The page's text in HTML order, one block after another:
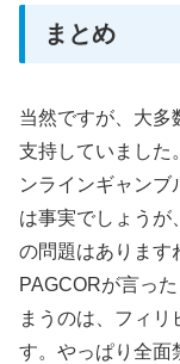
まとめ
当然ですが、大多
支持していました
ンラインギャンブ
は事実でしょうが
の問題はあります
PAGCORが言っ
まうのは、フィ
す。やっぱり全面